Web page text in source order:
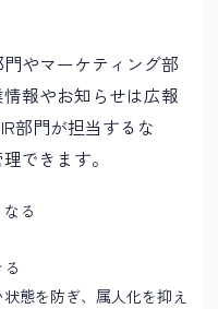
やマーケティング部
報やお知らせは広報
部門が担当するな
できます。
る
態を防ぎ、属人化を抑え